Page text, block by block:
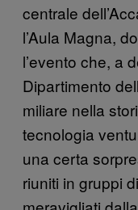
centrale
l’Aula Magna,
l’evento che, a
Dipartimento
miliare nella
tecnologia
una certa
riuniti in gruppi